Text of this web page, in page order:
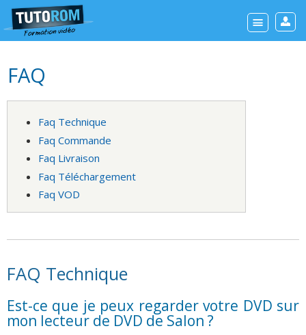
FAQ
Faq Technique
Faq Commande
Faq Livraison
Faq Téléchargement
Faq VOD
FAQ Technique
Est-ce que je peux regarder votre DVD sur
mon lecteur de DVD de Salon ?